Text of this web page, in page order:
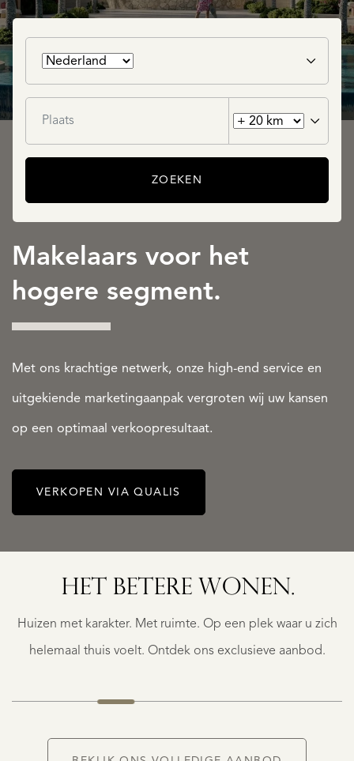
ZOEKEN
Makelaars voor het
hogere segment.
Met ons krachtige netwerk, onze high-end service en
uitgekiende marketingaanpak vergroten wij uw kansen
op een optimaal verkoopresultaat.
VERKOPEN VIA QUALIS
HET BETERE WONEN.
Huizen met karakter. Met ruimte. Op een plek waar u zich
helemaal thuis voelt. Ontdek ons exclusieve aanbod.
SPRUNDEL
45
995.000